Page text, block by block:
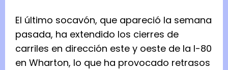
El último socavón, que apareció la semana
pasada, ha extendido los cierres de
carriles en dirección este y oeste de la I-80
en Wharton, lo que ha provocado retrasos